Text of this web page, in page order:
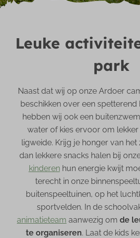
Leuke
park
Naast dat wij op onze Ardoer
beschikken over een
hebben wij ook een
water of kies ervoor om lekker
ligweide. Krijg je honger van
dan lekkere snacks halen bij
kinderen hun energie kwijt
terecht in onze
buitenspeeltuinen, op het
sportvelden. In de
animatieteam aanwezig om de
te organiseren. Laat de kids